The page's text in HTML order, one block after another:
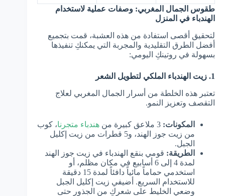
طقوس الجمال المغربي: وصفات عملية لاستخدام
الهندباء في المنزل
لتحقيق أقصى استفادة من هذه العشبة، قمت بتجميع
أفضل الطرق التقليدية والمجربة التي يمكنكِ تنفيذها
بسهولة في روتينكِ اليومي:
1. زيت الهندباء الملكي لتطويل الشعر
تعتبر هذه الخلطة من أسرار الجمال المغربي لعلاج
التقصف وتعزيز النمو.
المكونات: هندباء متجرنا، كوب
من زيت جوز الهند، و5 قطرات من زيت إكليل
الجبل.
الطريقة: قومي بنقع الهندباء في زيت جوز الهند
لمدة 4 إلى 6 أسابيع في مكان مظلم، أو
استخدمي حماماً مائياً دافئاً لمدة 15 دقيقة
للاستخدام السريع. أضيفي زيت إكليل الجبل
وضعي الخليط على شعركِ من الجذور حتى